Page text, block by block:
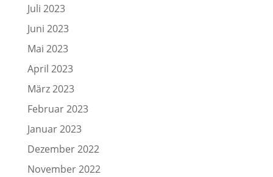
Juli 2023
Juni 2023
Mai 2023
April 2023
März 2023
Februar 2023
Januar 2023
Dezember 2022
November 2022